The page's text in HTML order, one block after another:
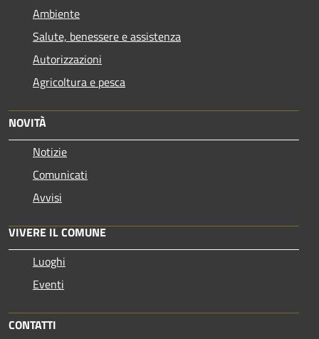
Ambiente
Salute, benessere e assistenza
Autorizzazioni
Agricoltura e pesca
NOVITÀ
Notizie
Comunicati
Avvisi
VIVERE IL COMUNE
Luoghi
Eventi
CONTATTI